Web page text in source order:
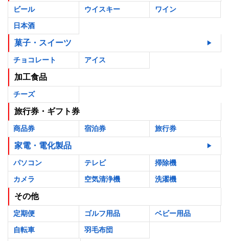
ビール ウイスキー
ワイン
日本酒
菓子・スイーツ
チョコレート アイス
加工食品
チーズ
旅行券・ギフト券
商品券 宿泊券 旅行券
家電・電化製品
パソコン テレビ
掃除機
カメラ
空気清浄機 洗濯機
その他
定期便 ゴルフ用品
ベビー用品
自転車
羽毛布団